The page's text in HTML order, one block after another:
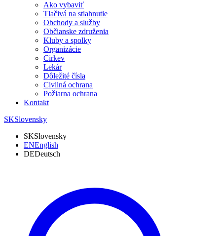
Ako vybaviť
Tlačivá na stiahnutie
Obchody a služby
Občianske združenia
Kluby a spolky
Organizácie
Cirkev
Lekár
Dôležité čísla
Civilná ochrana
Požiarna ochrana
Kontakt
SKSlovensky
SKSlovensky
ENEnglish
DEDeutsch